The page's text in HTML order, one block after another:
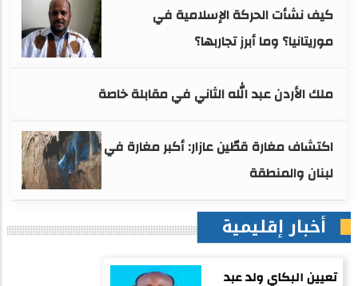
كيف نشأت الحركة الإسلامية في
موريتانيا؟ وما أبرز تجاربها؟
ملك الأردن عبد الله الثاني في مقابلة خاصة
اكتشاف مغارة قطّين عازار: أكبر مغارة في
لبنان والمنطقة
أخبار إقليمية
تعيين البكاي ولد عبد